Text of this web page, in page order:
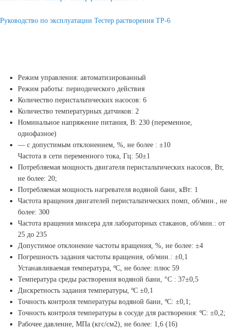
Руководство по эксплуатации Тестер растворения ТР-6
Режим управления: автоматизированный
Режим работы: периодического действия
Количество перистальтических насосов: 6
Количество температурных датчиков: 2
Номинальное напряжение питания, В: 230 (переменное,
однофазное)
— с допустимым отклонением, %, не более : ±10
Частота в сети переменного тока, Гц: 50±1
Потребляемая мощность двигателя перистальтических насосов, Вт,
не более: 20;
Потребляемая мощность нагревателя водяной бани, кВт: 1
Частота вращения двигателей перистальтических помп, об/мин., не
более: 300
Частота вращения миксера для лабораторных стаканов, об/мин.: от
25 до 235
Допустимое отклонение частоты вращения, %, не более: ±4
Погрешность задания частоты вращения, об/мин.: ±0,1
Устанавливаемая температура, ºС, не более: плюс 59
Температура среды растворения водяной бани, °С : 37±0,5
Дискретность задания температуры, ºС ±0,1
Точность контроля температуры водяной бани, ºС: ±0,1;
Точность контроля температуры в сосуде для растворения: ºС: ±0,2;
Рабочее давление, МПа (кгс/см2), не более: 1,6 (16)